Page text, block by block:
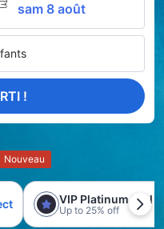
sam 8 août
!
Nouveau
VIP Platinum trial
Up to 25% off